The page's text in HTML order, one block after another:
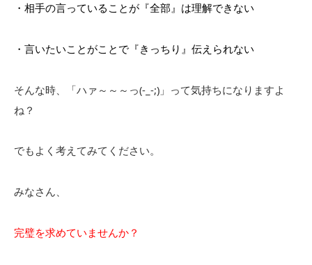
・相手の言っていることが『全部』は理解できない
・言いたいことがことで『きっちり』伝えられない
そんな時、「ハァ～～～っ(-_-;)」って気持ちになりますよ
ね？
でもよく考えてみてください。
みなさん、
完璧を求めていませんか？